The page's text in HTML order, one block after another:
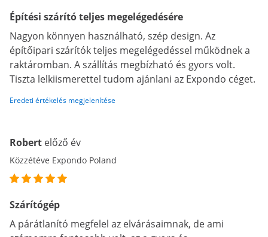
Építési szárító teljes megelégedésére
Nagyon könnyen használható, szép design. Az
építőipari szárítók teljes megelégedéssel működnek a
raktáromban. A szállítás megbízható és gyors volt.
Tiszta lelkiismerettel tudom ajánlani az Expondo céget.
Eredeti értékelés megjelenítése
Robert előző év
Közzétéve Expondo Poland
Szárítógép
A párátlanító megfelel az elvárásaimnak, de ami